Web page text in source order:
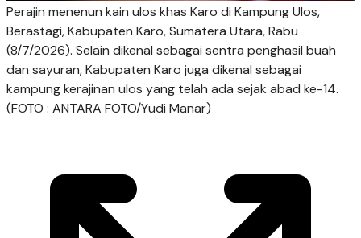
Perajin menenun kain ulos khas Karo di Kampung Ulos,
Berastagi, Kabupaten Karo, Sumatera Utara, Rabu
(8/7/2026). Selain dikenal sebagai sentra penghasil buah
dan sayuran, Kabupaten Karo juga dikenal sebagai
kampung kerajinan ulos yang telah ada sejak abad ke-14.
(FOTO : ANTARA FOTO/Yudi Manar)